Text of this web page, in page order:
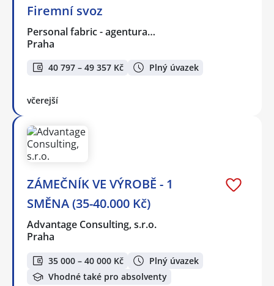
Firemní svoz
Personal fabric - agentura…
Praha
40 797 – 49 357 Kč Plný úvazek
včerejší
ZÁMEČNÍK VE VÝROBĚ - 1
SMĚNA (35-40.000 Kč)
Advantage Consulting, s.r.o.
Praha
35 000 – 40 000 Kč
Plný úvazek
Vhodné také pro absolventy